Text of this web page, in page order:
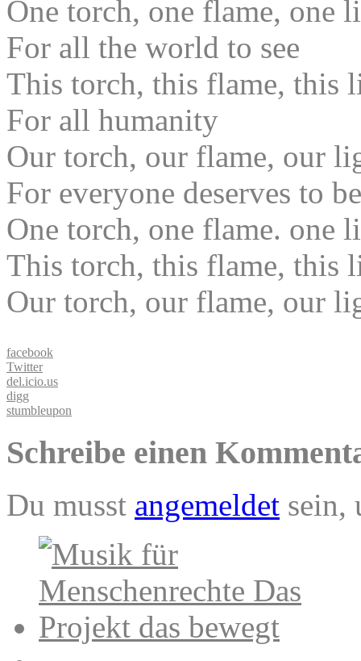
One torch, one flame, one
For all the world to see
This torch, this flame, this
For all humanity
Our torch, our flame, our
For everyone deserves to
One torch, one flame. one
This torch, this flame, this
Our torch, our flame, our
facebook
Twitter
del.icio.us
digg
stumbleupon
Schreibe einen
Du musst angemeldet sein,